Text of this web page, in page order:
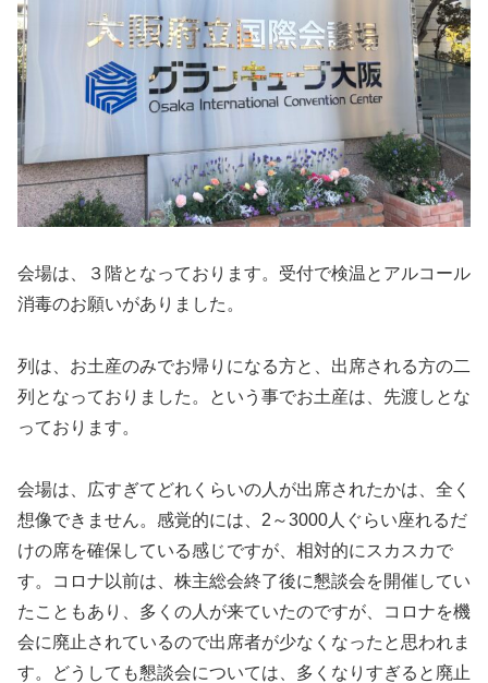
会場は、３階となっております。受付で検温とアルコール
消毒のお願いがありました。
列は、お土産のみでお帰りになる方と、出席される方の二
列となっておりました。という事でお土産は、先渡しとな
っております。
会場は、広すぎてどれくらいの人が出席されたかは、全く
想像できません。感覚的には、2～3000人ぐらい座れるだ
けの席を確保している感じですが、相対的にスカスカで
す。コロナ以前は、株主総会終了後に懇談会を開催してい
たこともあり、多くの人が来ていたのですが、コロナを機
会に廃止されているので出席者が少なくなったと思われま
す。どうしても懇談会については、多くなりすぎると廃止